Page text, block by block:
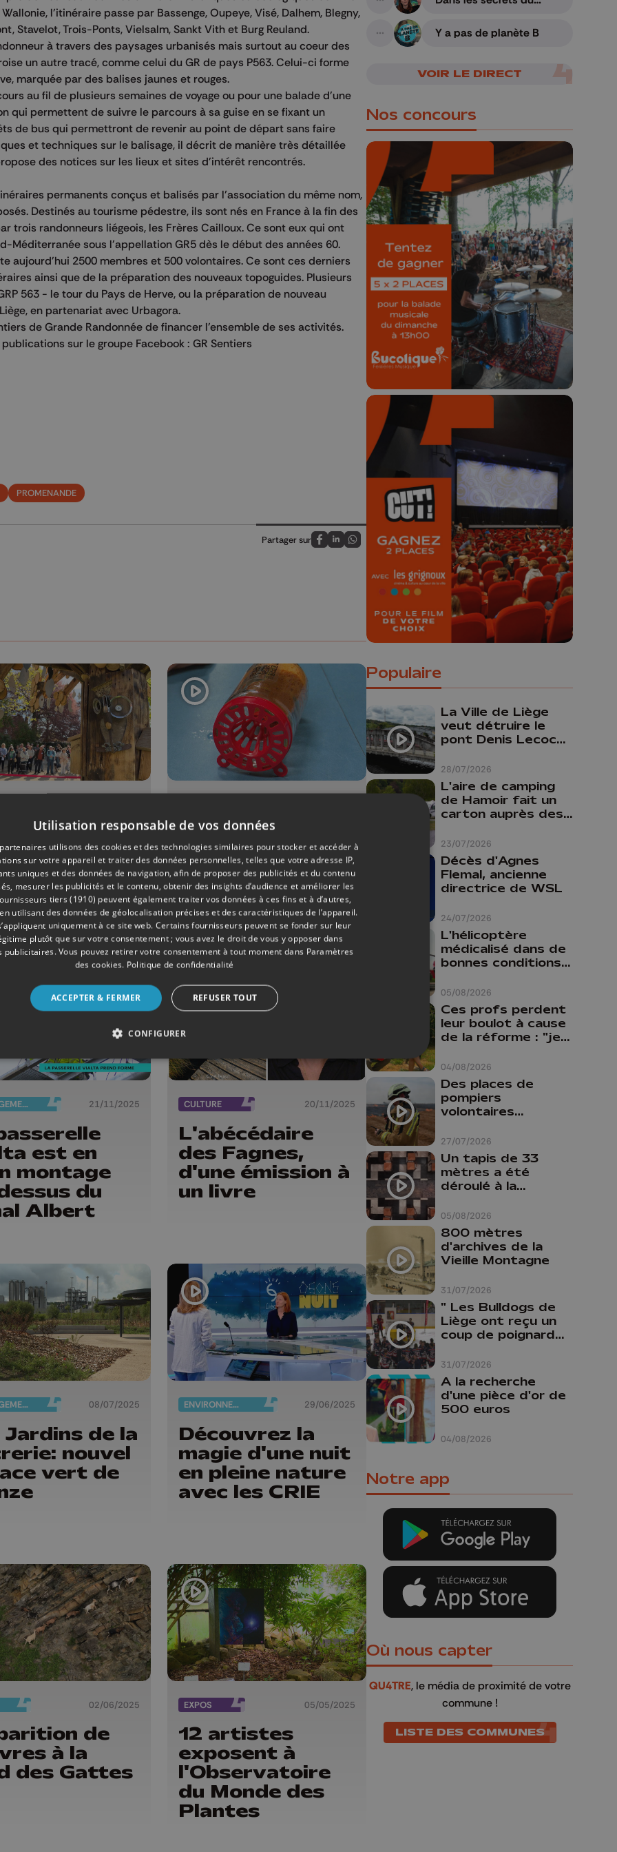
l'itinéraire passe par Bassenge, Oupeye, Visé, Dalhem, Blegny,
Stavelot, Trois-Ponts, Vielsalm, Sankt Vith et Burg Reuland.
à travers des paysages urbanisés mais surtout au coeur des
un autre tracé, comme celui du GR de pays P563. Celui-ci forme
marquée par des balises jaunes et rouges.
au fil de plusieurs semaines de voyage ou pour une balade d'une
qui permettent de suivre le parcours à sa guise en se fixant un
de bus qui permettront de revenir au point de départ sans faire
et techniques sur le balisage, il décrit de manière très détaillée
des notices sur les lieux et sites d'intérêt rencontrés.
permanents conçus et balisés par l’association du même nom,
Destinés au tourisme pédestre, ils sont nés en France à la fin des
trois randonneurs liégeois, les Frères Cailloux. Ce sont eux qui ont
Méditerranée sous l'appellation GR5 dès le début des années 60.
aujourd'hui 2500 membres et 500 volontaires. Ce sont ces derniers
ainsi que de la préparation des nouveaux topoguides. Plusieurs
563 - le tour du Pays de Herve, ou la préparation de nouveau
en partenariat avec Urbagora.
de Grande Randonnée de financer l'ensemble de ses activités.
sur le groupe Facebook : GR Sentiers
PROMENANDE
Partager sur
Partagez sur FaceBook
Partagez sur LinkedIn
Partagez sur Whatsapp
jours de
nature
à
Frelons
asiatiques: les
communes
distribuent
massivement
des pièges
AMÉNAGEMENT DU TERRITOIRE 21/11/2025
est en
montage
du
Albert
CULTURE 20/11/2025
L'abécédaire
des Fagnes,
d'une émission à
un livre
AMÉNAGEMENT DU TERRITOIRE 08/07/2025
Jardins de la
nouvel
vert de
ENVIRONNEMENT 29/06/2025
Découvrez la
magie d'une nuit
en pleine nature
avec les CRIE
02/06/2025
de
à la
des Gattes
EXPOS 05/05/2025
12 artistes
exposent à
l'Observatoire
du Monde des
Plantes
A suivre
A suivre
Y a pas de planète B
VOIR LE DIRECT
Nos concours
🎁 Gagnez 5x2
places pour le
Bucolique Ferrières
Festival 🌿🎶
Concours valable jusqu'au 9 août,
23h59.
🎬 Concours CUT x
Les Grignoux ✨
Concours permanent - 2 places à
gagner chaque semaine !
Populaire
28/07/2026
La Ville de Liège
veut détruire le
pont Denis Lecocq
budget pour le
faire
23/07/2026
L'aire de camping
de Hamoir fait un
carton auprès des
24/07/2026
Décès d'Agnes
Flemal, ancienne
directrice de WSL
05/08/2026
L'hélicoptère
médicalisé dans de
bonnes conditions à
04/08/2026
Ces profs perdent
leur boulot à cause
de la réforme : "je
comme prof que
comme
pharmacienne"
27/07/2026
Des places de
pompiers
volontaires
province de Liège :
"Un citoyen qui
n'est formé ne
peut pas nous
aider"
05/08/2026
Un tapis de 33
mètres a été
déroulé à la
Liège
31/07/2026
800 mètres
d'archives de la
Vieille Montagne
31/07/2026
" Les Bulldogs de
Liège ont reçu un
coup de poignard
04/08/2026
A la recherche
d'une pièce d'or de
500 euros
Notre app
Où nous capter
QU4TRE, le média de proximité de votre
commune !
LISTE DES COMMUNES
Utilisation responsable de vos données
utilisons des cookies et des technologies similaires pour stocker et accéder à
sur votre appareil et traiter des données personnelles, telles que votre adresse IP,
uniques et des données de navigation, afin de proposer des publicités et du contenu
mesurer les publicités et le contenu, obtenir des insights d’audience et améliorer les
tiers (1910) peuvent également traiter vos données à ces fins et à d’autres,
utilisant des données de géolocalisation précises et des caractéristiques de l’appareil.
uniquement à ce site web. Certains fournisseurs peuvent se fonder sur leur
plutôt que sur votre consentement ; vous avez le droit de vous y opposer dans
publicitaires. Vous pouvez retirer votre consentement à tout moment dans Paramètres
des cookies. Politique de confidentialité
ACCEPTER & FERMER REFUSER TOUT
CONFIGURER